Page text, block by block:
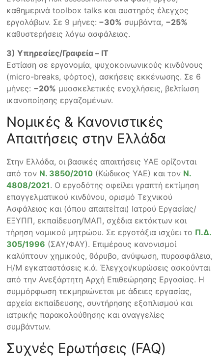
καθημερινά toolbox talks και αυστηρός έλεγχος
εργολάβων. Σε 9 μήνες: −30% συμβάντα, −25%
καθυστερήσεις λόγω ασφάλειας.
3) Υπηρεσίες/Γραφεία – IT
Εστίαση σε εργονομία, ψυχοκοινωνικούς κινδύνους
(micro-breaks, φόρτος), ασκήσεις εκκένωσης. Σε 6
μήνες: −20% μυοσκελετικές ενοχλήσεις, βελτίωση
ικανοποίησης εργαζομένων.
Νομικές & Κανονιστικές
Απαιτήσεις στην Ελλάδα
Στην Ελλάδα, οι βασικές απαιτήσεις ΥΑΕ ορίζονται
από τον Ν. 3850/2010 (Κώδικας ΥΑΕ) και τον Ν.
4808/2021. Ο εργοδότης οφείλει γραπτή εκτίμηση
επαγγελματικού κινδύνου, ορισμό Τεχνικού
Ασφάλειας και (όπου απαιτείται) Ιατρού Εργασίας/
ΕΞΥΠΠ, εκπαίδευση/ΜΑΠ, σχέδια εκτάκτων και
τήρηση νομικού μητρώου. Σε εργοτάξια ισχύει το Π.Δ.
305/1996 (ΣΑΥ/ΦΑΥ). Επιμέρους κανονισμοί
καλύπτουν χημικούς, θόρυβο, ανύψωση, πυρασφάλεια,
Η/Μ εγκαταστάσεις κ.ά. Έλεγχοι/κυρώσεις ασκούνται
από την Ανεξάρτητη Αρχή Επιθεώρησης Εργασίας. Η
συμμόρφωση τεκμηριώνεται με άδειες εργασίας,
αρχεία εκπαίδευσης, συντήρησης εξοπλισμού και
ιατρικής παρακολούθησης και αναγγελίες
συμβάντων.
Συχνές Ερωτήσεις (FAQ)